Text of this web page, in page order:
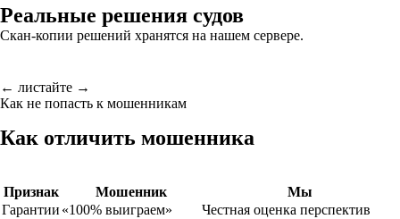
Реальные решения судов
Скан-копии решений хранятся на нашем сервере.
← листайте →
Как не попасть к мошенникам
Как отличить мошенника
Признак Мошенник
Мы
Гарантии «100% выиграем»
Честная оценка перспектив